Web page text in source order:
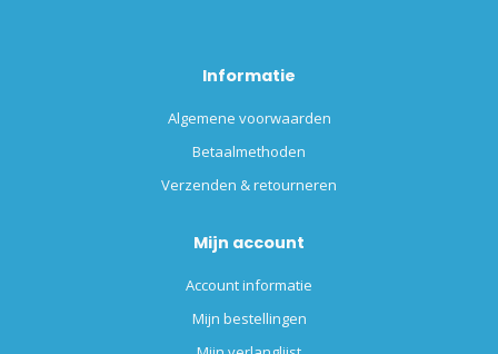
Informatie
Algemene voorwaarden
Betaalmethoden
Verzenden & retourneren
Mijn account
Account informatie
Mijn bestellingen